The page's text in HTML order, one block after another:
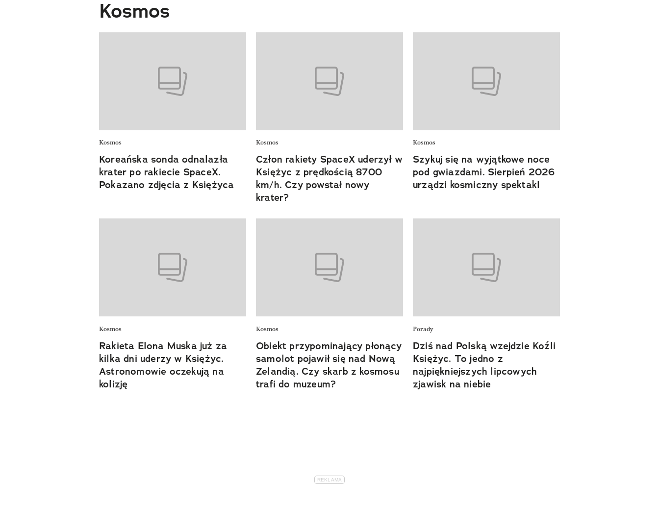
Kosmos
Kosmos
Koreańska sonda odnalazła
krater po rakiecie SpaceX.
Pokazano zdjęcia z Księżyca
Kosmos
Człon rakiety SpaceX uderzył w
Księżyc z prędkością 8700
km/h. Czy powstał nowy
krater?
Kosmos
Szykuj się na wyjątkowe noce
pod gwiazdami. Sierpień 2026
urządzi kosmiczny spektakl
Kosmos
Rakieta Elona Muska już za
kilka dni uderzy w Księżyc.
Astronomowie oczekują na
kolizję
Kosmos
Obiekt przypominający płonący
samolot pojawił się nad Nową
Zelandią. Czy skarb z kosmosu
trafi do muzeum?
Porady
Dziś nad Polską wzejdzie Koźli
Księżyc. To jedno z
najpiękniejszych lipcowych
zjawisk na niebie